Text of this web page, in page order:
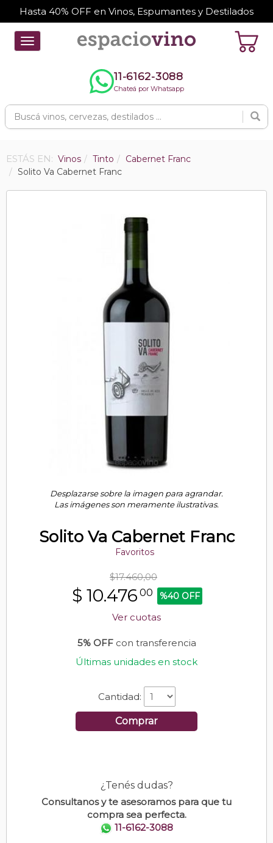
Hasta 40% OFF en Vinos, Espumantes y Destilados
Toggle
navigation
11-6162-3088
Chateá por Whatsapp
ESTÁS EN: Vinos Tinto
Cabernet Franc
Solito Va Cabernet Franc
Desplazarse sobre la imagen para agrandar.
Las imágenes son meramente ilustrativas.
Solito Va Cabernet Franc
Favoritos
$17.460,00
$ 10.476 00 %40 OFF
Ver cuotas
5% OFFcon transferencia
Últimas unidades en stock
Cantidad:
Comprar
¿Tenés dudas?
Consultanos y te asesoramos para que tu
compra sea perfecta.
11-6162-3088